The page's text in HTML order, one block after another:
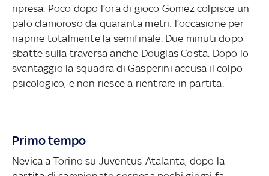
ripresa. Poco dopo l’ora di gioco Gomez colpisce un
palo clamoroso da quaranta metri: l’occasione per
riaprire totalmente la semifinale. Due minuti dopo
sbatte sulla traversa anche Douglas Costa. Dopo lo
svantaggio la squadra di Gasperini accusa il colpo
psicologico, e non riesce a rientrare in partita.
Primo tempo
Nevica a Torino su Juventus-Atalanta, dopo la